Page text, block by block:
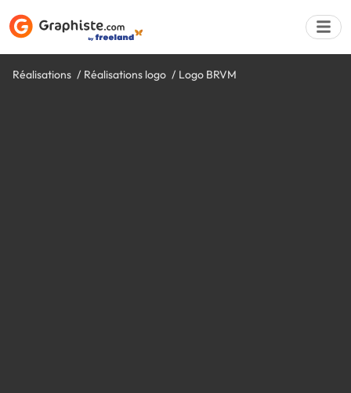
Réalisations Réalisations logo Logo BRVM